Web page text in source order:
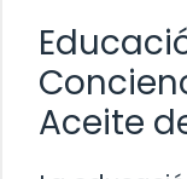
Aceite